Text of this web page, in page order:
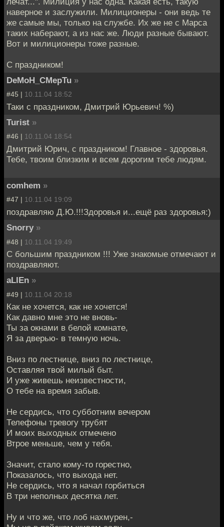
наверное и заслужили. Милиционеры - они ведь те
же самые мы, только на службе. Их же не с Марса
таких наберают, а из нас же. Люди разные бывают.
Вот и милиционеры тоже разные.
С праздником!
DeMoH_CMepTu »
#45 | 10.11.04 18:52
Таки с праздником, Дмитрий Юрьевич! %)
Turist »
#46 | 10.11.04 18:54
Дмитрий Юрич, с праздником! Главное - здоровья.
Тебе, твоим близким и всем дорогим тебе людям.
comhem »
#47 | 10.11.04 19:09
поздравляю Д.Ю.!!!Здоровья и...ещё раз здоровья:)
Snorry »
#48 | 10.11.04 19:49
С большим праздником !!! Уже знакомые отмечают и
поздравляют.
aLIEn »
#49 | 10.11.04 20:18
Как не хочется, как не хочется!
Как давно мне это не вновь-
Ты за окнами в белой комнате,
Я за дверью- в темную ночь.
Вниз по лестнице, вниз по лестнице,
Оставляя твой милый быт.
И уже живешь неизвестности,
О тебе на время забыв.
Не сердись, что субботним вечером
Телефоны тревогу трубят
И моих выходных отмечено
Втрое меньше, чем у тебя.
Значит, стало кому-то горестно,
Показалось, что выхода нет.
Не сердись, что я начал горбиться
В три неполных десятка лет.
Ну и что же, что лоб нахмурен,-